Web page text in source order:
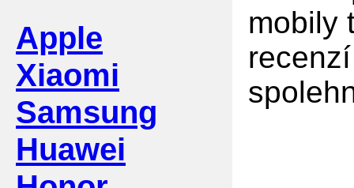
Apple
Xiaomi
Samsung
Huawei
mobily